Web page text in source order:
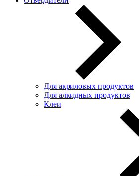
Для акриловых продуктов
Для алкидных продуктов
Клеи